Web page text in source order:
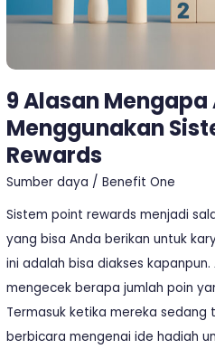
9 Alasan Mengapa
Menggunakan
Rewards
Sumber daya /Benefit One
Sistem point rewards menjadi
yang bisa Anda berikan untuk
ini adalah bisa diakses
mengecek berapa jumlah poin
Termasuk ketika mereka sedang
berbicara mengenai ide hadiah
Rewards